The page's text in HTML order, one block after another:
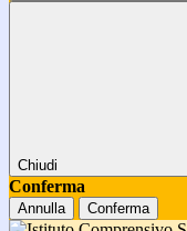
Chiudi
Conferma
Annulla Conferma